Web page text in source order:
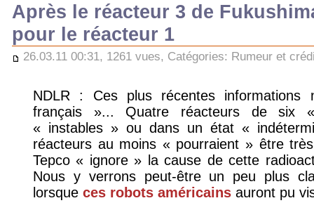
Après le réacteur 3 de
pour le réacteur 1
26.03.11 00:31, 1261 vues, Catégories: Rumeur et
NDLR : Ces plus récentes
français »... Quatre réacteurs de six
« instables » ou dans un état «
réacteurs au moins « pourraient » être
Tepco « ignore » la cause de cette
Nous y verrons peut-être un peu plus
lorsque ces robots américains auront pu